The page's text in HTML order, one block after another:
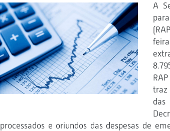
A
traz
processados e oriundos das despesas de